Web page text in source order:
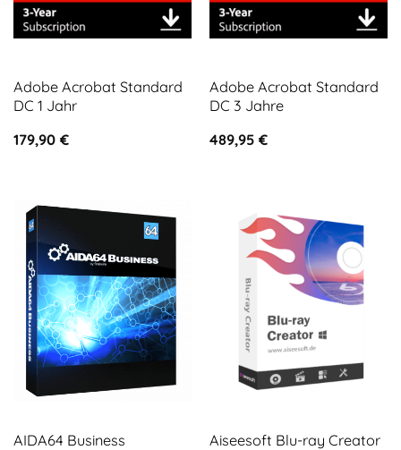
Adobe Acrobat Standard
DC 1 Jahr
179,90 €
Adobe Acrobat Standard
DC 3 Jahre
489,95 €
AIDA64 Business
Aiseesoft Blu-ray Creator